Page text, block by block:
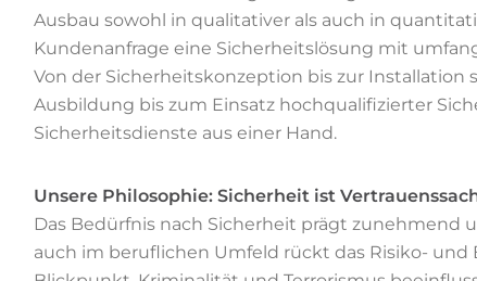
Ausbau sowohl in qualitativer als auch in
Kundenanfrage eine Sicherheitslösung mit
Von der Sicherheitskonzeption bis zur Installation
Ausbildung bis zum Einsatz hochqualifizierter
Sicherheitsdienste aus einer Hand.
Unsere Philosophie: Sicherheit ist
Das Bedürfnis nach Sicherheit prägt zunehmend
auch im beruflichen Umfeld rückt das Risiko-